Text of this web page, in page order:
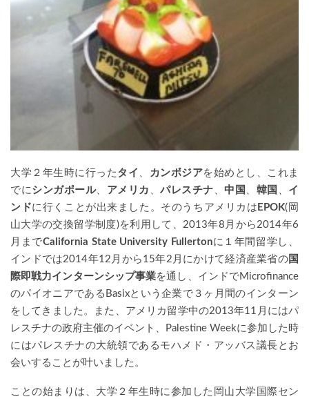
大学２年生時に行った タイ カンボジアを始めとし、これま
でに シンガポール、 アメリカ パレスチナ 中国 韓国
イ
ンドに行くことが出来ました。そのうちアメリカは EPOK(岡
山大学の交換留学制度)を利用して、2013年8月から2014年6
月までCalifornia State University Fullertonに１年間留学し、
インドでは2014年12月から15年2月にかけて経済産業省の 国
際即戦力インターンシップ事業を通し、インドでMicrofinance
のパイオニアであるBasixという企業で３ヶ月間のインターン
をしてきました。また、アメリカ留学中の2013年11月にはパ
レスチナの政府主催のイベント、Palestine Weekに参加した時
にはパレスチナの大統領であるモハメド・アッバス議長とお
会いすることが叶いました。
ことの始まりは、大学２年生時に参加した岡山大学国際セン